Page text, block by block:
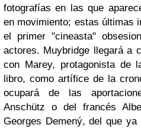
fotografías en las que
en movimiento; estas últimas
el primer "cineasta"
actores. Muybridge llegará a
con Marey, protagonista de
libro, como artífice de la
ocupará de las
Anschütz o del francés
Georges Demený, del que ya